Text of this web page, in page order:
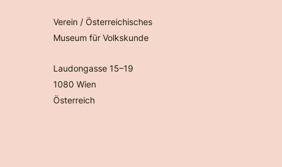
Verein / Österreichisches
Museum für Volkskunde
Laudongasse 15–19
1080 Wien
Österreich